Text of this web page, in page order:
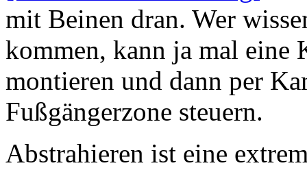
mit Beinen dran. Wer
kommen, kann ja mal eine
montieren und dann per
Fußgängerzone steuern.
Abstrahieren ist eine